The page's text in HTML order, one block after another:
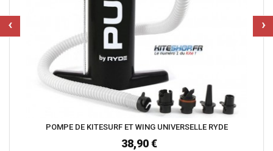
‹ ›
POMPE DE KITESURF ET WING UNIVERSELLE RYDE
38,90 €